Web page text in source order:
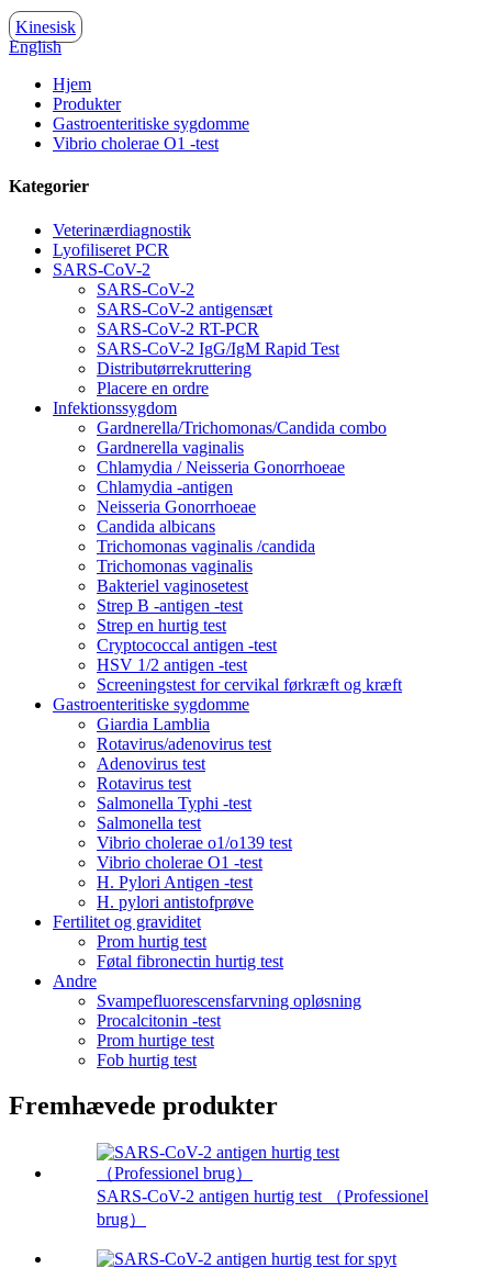
Kinesisk
English
Hjem
Produkter
Gastroenteritiske sygdomme
Vibrio cholerae O1 -test
Kategorier
Veterinærdiagnostik
Lyofiliseret PCR
SARS-CoV-2
SARS-CoV-2
SARS-CoV-2 antigensæt
SARS-CoV-2 RT-PCR
SARS-CoV-2 IgG/IgM Rapid Test
Distributørrekruttering
Placere en ordre
Infektionssygdom
Gardnerella/Trichomonas/Candida combo
Gardnerella vaginalis
Chlamydia / Neisseria Gonorrhoeae
Chlamydia -antigen
Neisseria Gonorrhoeae
Candida albicans
Trichomonas vaginalis /candida
Trichomonas vaginalis
Bakteriel vaginosetest
Strep B -antigen -test
Strep en hurtig test
Cryptococcal antigen -test
HSV 1/2 antigen -test
Screeningstest for cervikal førkræft og kræft
Gastroenteritiske sygdomme
Giardia Lamblia
Rotavirus/adenovirus test
Adenovirus test
Rotavirus test
Salmonella Typhi -test
Salmonella test
Vibrio cholerae o1/o139 test
Vibrio cholerae O1 -test
H. Pylori Antigen -test
H. pylori antistofprøve
Fertilitet og graviditet
Prom hurtig test
Føtal fibronectin hurtig test
Andre
Svampefluorescensfarvning opløsning
Procalcitonin -test
Prom hurtige test
Fob hurtig test
Fremhævede produkter
SARS-CoV-2 antigen hurtig test （Professionel
brug）